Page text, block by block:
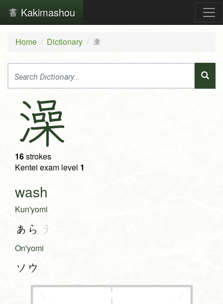
Kakimashou
Home Dictionary 澡
澡
16strokes
Kentei exam level 1
wash
Kun'yomi
あら う
On'yomi
ソウ